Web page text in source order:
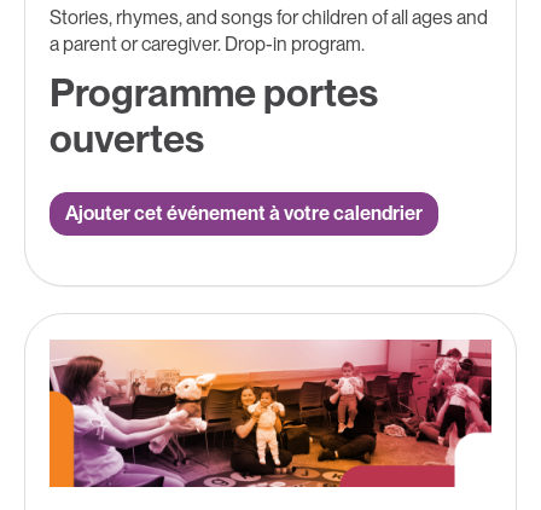
Stories, rhymes, and songs for children of all ages and
a parent or caregiver. Drop-in program.
Programme portes
ouvertes
Ajouter cet événement à votre calendrier